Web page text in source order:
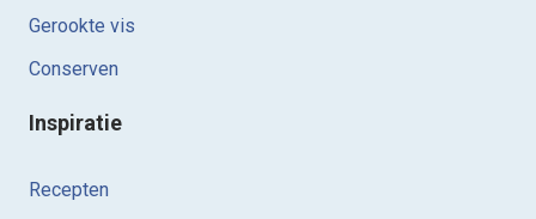
Gerookte vis
Conserven
Inspiratie
Recepten